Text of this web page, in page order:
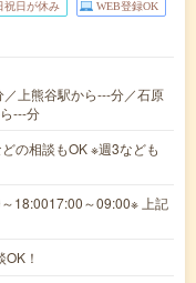
祝日が休み WEB登録OK
上熊谷駅から---分／石原
---分
の相談もOK ※週3なども
18:0017:00～09:00※ 上記
！